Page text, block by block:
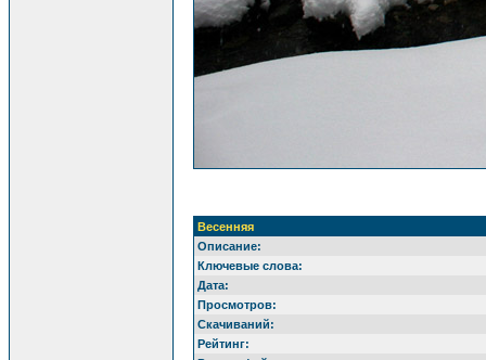
Весенняя
Описание:
Ключевые слова:
Дата:
Просмотров:
Скачиваний:
Рейтинг: